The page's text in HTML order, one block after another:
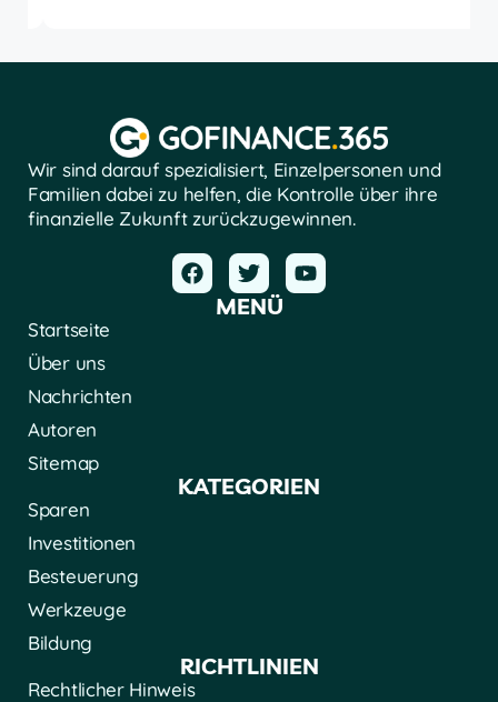
Wir sind darauf spezialisiert, Einzelpersonen und
Familien dabei zu helfen, die Kontrolle über ihre
finanzielle Zukunft zurückzugewinnen.
MENÜ
Startseite
Über uns
Nachrichten
Autoren
Sitemap
KATEGORIEN
Sparen
Investitionen
Besteuerung
Werkzeuge
Bildung
RICHTLINIEN
Rechtlicher Hinweis